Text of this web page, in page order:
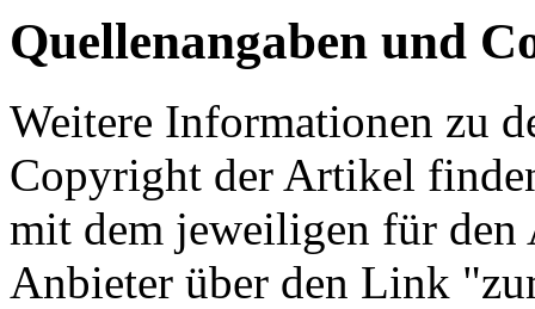
Quellenangaben und
Weitere Informationen zu
Copyright der Artikel
mit dem jeweiligen für
Anbieter über den Link